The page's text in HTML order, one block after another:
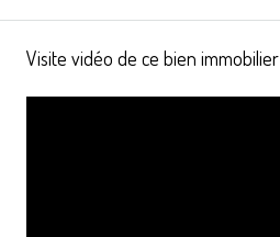
Visite vidéo de ce bien immobilier